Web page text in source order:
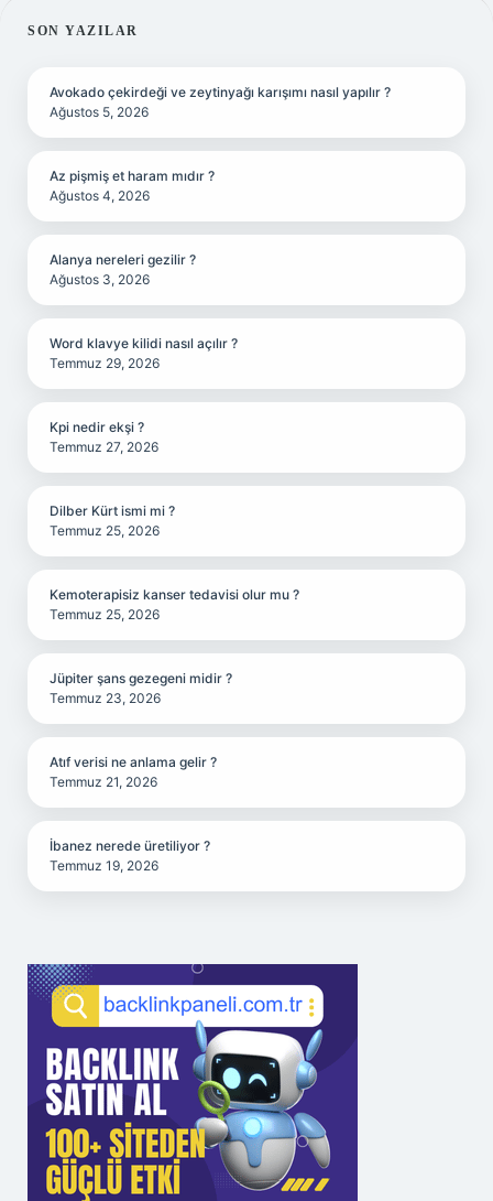
SIDEBAR
SON YAZILAR
Avokado çekirdeği ve zeytinyağı karışımı nasıl yapılır ?
Ağustos 5, 2026
Az pişmiş et haram mıdır ?
Ağustos 4, 2026
Alanya nereleri gezilir ?
Ağustos 3, 2026
Word klavye kilidi nasıl açılır ?
Temmuz 29, 2026
Kpi nedir ekşi ?
Temmuz 27, 2026
Dilber Kürt ismi mi ?
Temmuz 25, 2026
Kemoterapisiz kanser tedavisi olur mu ?
Temmuz 25, 2026
Jüpiter şans gezegeni midir ?
Temmuz 23, 2026
Atıf verisi ne anlama gelir ?
Temmuz 21, 2026
İbanez nerede üretiliyor ?
Temmuz 19, 2026